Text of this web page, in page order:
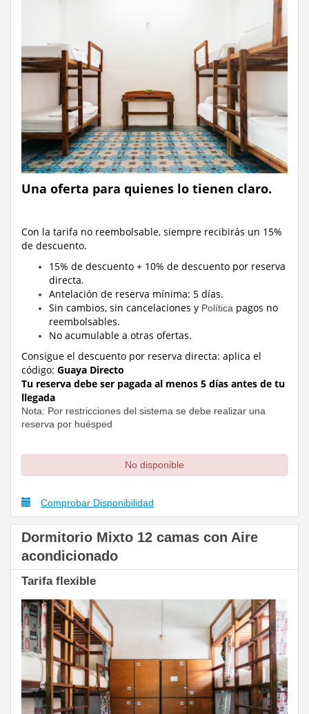
Una oferta para quienes lo tienen claro.
Con la tarifa no reembolsable, siempre recibirás un 15%
de descuento.
15% de descuento + 10% de descuento por reserva
directa.
Antelación de reserva mínima: 5 días.
Sin cambios, sin cancelaciones y Política pagos no
reembolsables.
No acumulable a otras ofertas.
Consigue el descuento por reserva directa: aplica el
código: Guaya Directo
Tu reserva debe ser pagada al menos 5 días antes de tu
llegada
Nota: Por restricciones del sistema se debe realizar una
reserva por huésped
No disponible
Comprobar Disponibilidad
Dormitorio Mixto 12 camas con Aire
acondicionado
Tarifa flexible